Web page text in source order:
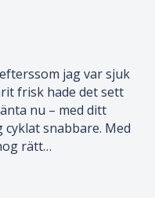
jag var sjuk
frisk hade det sett
nu – med ditt
snabbare. Med
rätt…